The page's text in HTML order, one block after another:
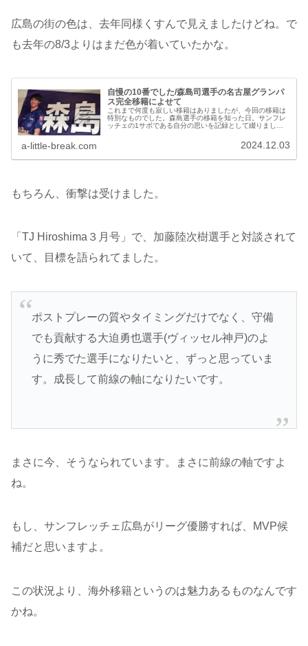
広島の街の色は、去年同様くすんで見えましたけどね。で
も去年の8/3よりはまだ色が着いていたかな。
自慢の10番でした/森島司選手の名古屋グランパ
ス完全移籍によせて
これまで何度も寂しい移籍はありましたが、今回の移籍は
特別なものでした。森島選手の移籍を知った日。サンフレ
ッチェの1サポである自分の思いを記録として綴りまし
a-little-break.com 2024.12.03
もちろん、衝撃は受けました。
「TJ Hiroshima３月号」で、加藤陸次樹選手と対談されて
いて、目標を語られてました。
ポストプレーの質やタイミングだけでなく、守備
でも貢献する大迫勇也選手(ヴィッセル神戸)のよ
うに秀でた選手になりたいと、ずっと思っていま
す。成長して前線の軸になりたいです。
まさに今、そうなられています。まさに前線の軸ですよ
ね。
もし、サンフレッチェ広島がリーグ優勝すれば、MVP候
補だと思いますよ。
この状況より、海外移籍というのは魅力あるものなんです
かね。